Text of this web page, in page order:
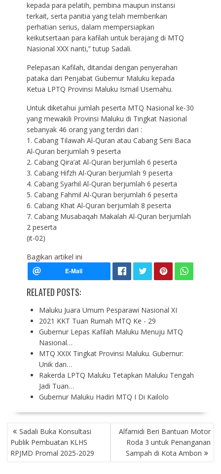
kepada para pelatih, pembina maupun instansi
terkait, serta panitia yang telah memberikan
perhatian serius, dalam mempersiapkan
keikutsertaan para kafilah untuk berajang di MTQ
Nasional XXX nanti,” tutup Sadali.
Pelepasan Kafilah, ditandai dengan penyerahan
pataka dari Penjabat Gubernur Maluku kepada
Ketua LPTQ Provinsi Maluku Ismail Usemahu.
Untuk diketahui jumlah peserta MTQ Nasional ke-30
yang mewakili Provinsi Maluku di Tingkat Nasional
sebanyak 46 orang yang terdiri dari :
1. Cabang Tilawah Al-Quran atau Cabang Seni Baca
Al-Quran berjumlah 9 peserta
2. Cabang Qira’at Al-Quran berjumlah 6 peserta
3. Cabang Hifzh Al-Quran berjumlah 9 peserta
4. Cabang Syarhil Al-Quran berjumlah 6 peserta
5. Cabang Fahmil Al-Quran berjumlah 6 peserta
6. Cabang Khat Al-Quran berjumlah 8 peserta
7. Cabang Musabaqah Makalah Al-Quran berjumlah
2 peserta
(it-02)
Bagikan artikel ini
RELATED POSTS:
Maluku Juara Umum Pesparawi Nasional XI
2021 KKT Tuan Rumah MTQ Ke - 29
Gubernur Lepas Kafilah Maluku Menuju MTQ
Nasional…
MTQ XXIX Tingkat Provinsi Maluku. Gubernur:
Unik dan…
Rakerda LPTQ Maluku Tetapkan Maluku Tengah
Jadi Tuan…
Gubernur Maluku Hadiri MTQ I Di Kailolo
P
O
S
T
Sadali Buka Konsultasi
Publik Pembuatan KLHS
RPJMD Promal 2025-2029
Alfamidi Beri Bantuan Motor
Roda 3 untuk Penanganan
Sampah di Kota Ambon